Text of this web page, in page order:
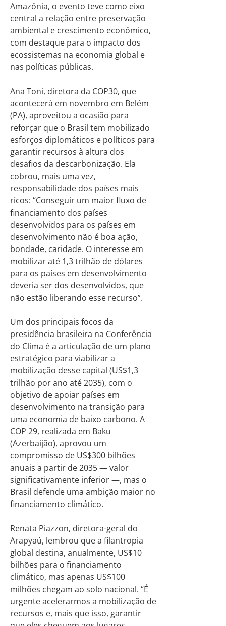
Amazônia, o evento teve como eixo
central a relação entre preservação
ambiental e crescimento econômico,
com destaque para o impacto dos
ecossistemas na economia global e
nas políticas públicas.
Ana Toni, diretora da COP30, que
acontecerá em novembro em Belém
(PA), aproveitou a ocasião para
reforçar que o Brasil tem mobilizado
esforços diplomáticos e políticos para
garantir recursos à altura dos
desafios da descarbonização. Ela
cobrou, mais uma vez,
responsabilidade dos países mais
ricos: “Conseguir um maior fluxo de
financiamento dos países
desenvolvidos para os países em
desenvolvimento não é boa ação,
bondade, caridade. O interesse em
mobilizar até 1,3 trilhão de dólares
para os países em desenvolvimento
deveria ser dos desenvolvidos, que
não estão liberando esse recurso”.
Um dos principais focos da
presidência brasileira na Conferência
do Clima é a articulação de um plano
estratégico para viabilizar a
mobilização desse capital (US$1,3
trilhão por ano até 2035), com o
objetivo de apoiar países em
desenvolvimento na transição para
uma economia de baixo carbono. A
COP 29, realizada em Baku
(Azerbaijão), aprovou um
compromisso de US$300 bilhões
anuais a partir de 2035 — valor
significativamente inferior —, mas o
Brasil defende uma ambição maior no
financiamento climático.
Renata Piazzon, diretora-geral do
Arapyaú, lembrou que a filantropia
global destina, anualmente, US$10
bilhões para o financiamento
climático, mas apenas US$100
milhões chegam ao solo nacional. “É
urgente acelerarmos a mobilização de
recursos e, mais que isso, garantir